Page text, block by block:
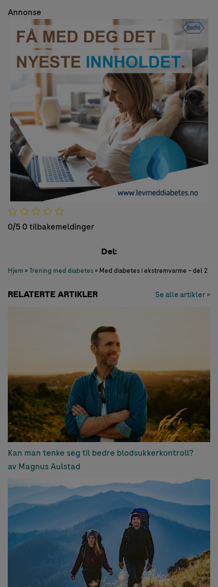
Annonse
0/5 0 tilbakemeldinger
Del:
Hjem »Trening med diabetes» Med diabetes i ekstremvarme – del 2
RELATERTE ARTIKLER Se alle artikler »
Kan man tenke seg til bedre blodsukkerkontroll?
av Magnus Aulstad